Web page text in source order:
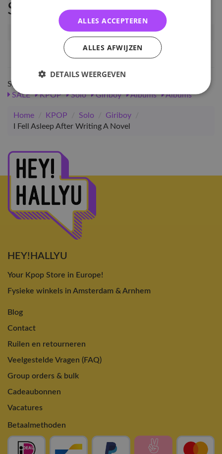
Specificaties
Artikelnummer
117964
1000001179643
Shop meer
SALE
KPOP Solo Giriboy Albums Albums
Home / KPOP / Solo / Giriboy
/
I Fell Asleep After Writing A Novel
HEY!HALLYU
Your Kpop Store in Europe!
Fysieke winkels in Amsterdam & Arnhem
Blog
Contact
Ruilen en retourneren
Veelgestelde Vragen (FAQ)
Group orders & bulk
Cadeaubonnen
Vacatures
Betaalmethoden
ALLES ACCEPTEREN
ALLES AFWIJZEN
DETAILS WEERGEVEN